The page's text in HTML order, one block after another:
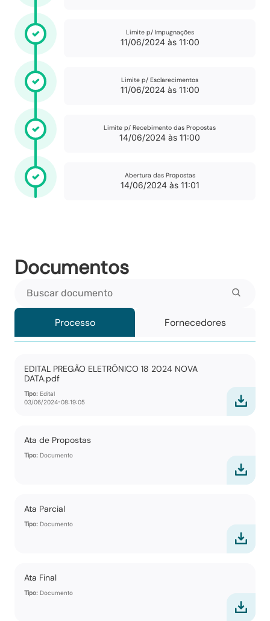
Limite p/ Impugnações
11/06/2024 às 11:00
Limite p/ Esclarecimentos
11/06/2024 às 11:00
Limite p/ Recebimento das Propostas
14/06/2024 às 11:00
Abertura das Propostas
14/06/2024 às 11:01
Documentos
Processo Fornecedores
EDITAL PREGÃO ELETRÔNICO 18 2024 NOVA
DATA.pdf
Tipo: Edital
03/06/2024-08:19:05
Ata de Propostas
Tipo: Documento
Ata Parcial
Tipo: Documento
Ata Final
Tipo: Documento